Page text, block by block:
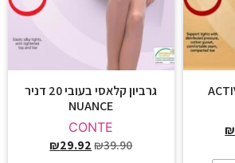
₪
גרביון קלאסי בעובי 20 דניר
NUANCE
CONTE
₪39.90
₪29.92